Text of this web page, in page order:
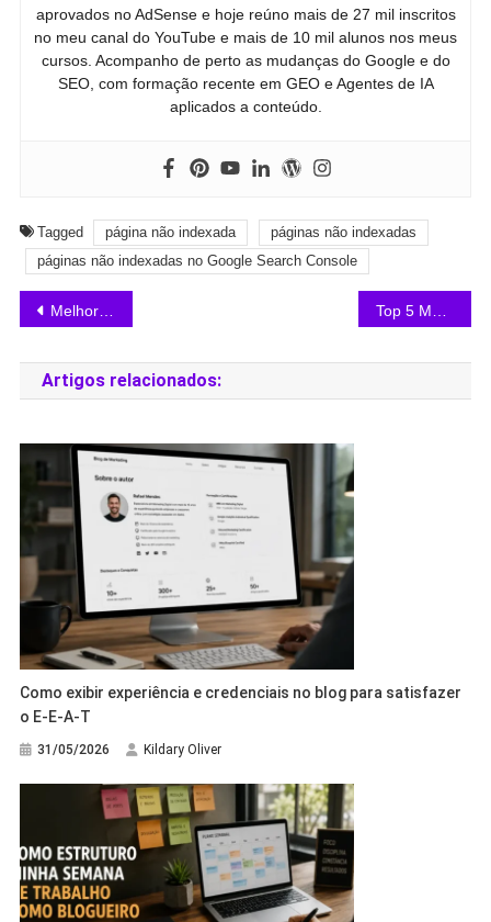
aprovados no AdSense e hoje reúno mais de 27 mil inscritos
no meu canal do YouTube e mais de 10 mil alunos nos meus
cursos. Acompanho de perto as mudanças do Google e do
SEO, com formação recente em GEO e Agentes de IA
aplicados a conteúdo.
Tagged página não indexada
páginas não indexadas
páginas não indexadas no Google Search Console
Melhores Hospedagens de Sites Top 5 Melhores Subnichos Automotivo para Google AdSense
Artigos relacionados:
Como exibir experiência e credenciais no blog para satisfazer
o E-E-A-T
31/05/2026 Kildary Oliver